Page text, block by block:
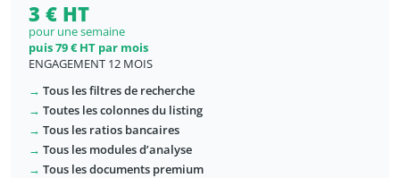
3 € HT
pour une semaine
puis 79 € HT par mois
ENGAGEMENT 12 MOIS
→ Tous les filtres de recherche
→ Toutes les colonnes du listing
→ Tous les ratios bancaires
→ Tous les modules d’analyse
→ Tous les documents premium